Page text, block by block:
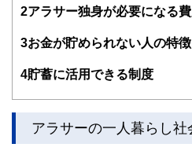
得者を中心に「お金や暮ら
験者で構成され、企画立
護士、税理士、宅地建物取
かしく感じられる年金や
をわかりやすく発信してい
2アラサー独身が必要になる費
3お金が貯められない人の特徴
4貯蓄に活用できる制度
アラサーの一人暮らし